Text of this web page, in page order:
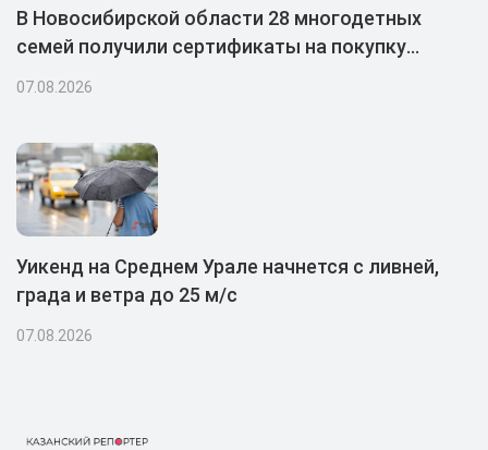
В Новосибирской области 28 многодетных
семей получили сертификаты на покупку
07.08.2026
Уикенд на Среднем Урале начнется с ливней,
града и ветра до 25 м/с
07.08.2026